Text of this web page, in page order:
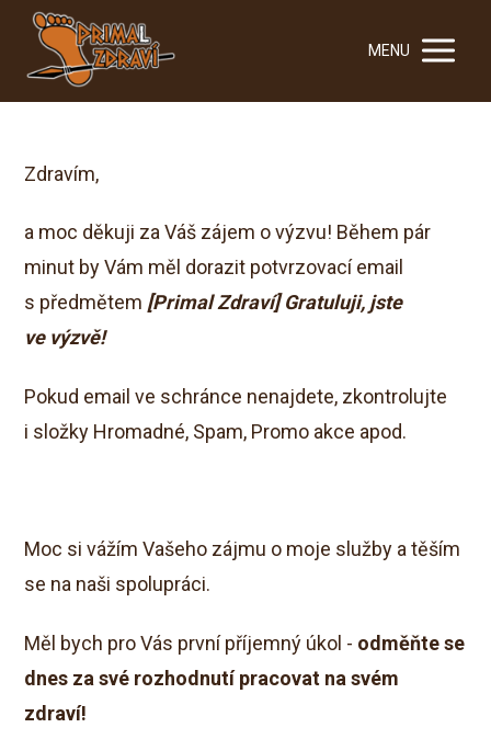
MENU
Zdravím,
a moc děkuji za Váš zájem o výzvu! Během pár
minut by Vám měl dorazit potvrzovací email
s předmětem [Primal Zdraví] Gratuluji, jste
ve výzvě!
Pokud email ve schránce nenajdete, zkontrolujte
i složky Hromadné, Spam, Promo akce apod.
Moc si vážím Vašeho zájmu o moje služby a těším
se na naši spolupráci.
Měl bych pro Vás první příjemný úkol - odměňte se
dnes za své rozhodnutí pracovat na svém
zdraví!